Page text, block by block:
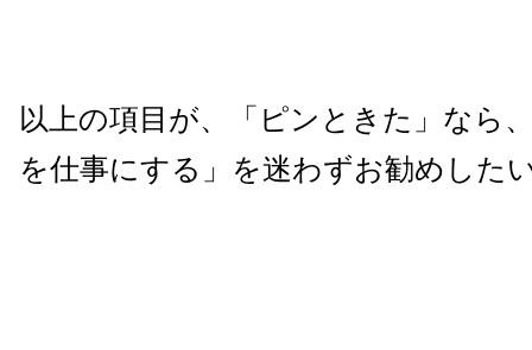
以上の項目が、「ピンときた」なら
を仕事にする」を迷わずお勧めした